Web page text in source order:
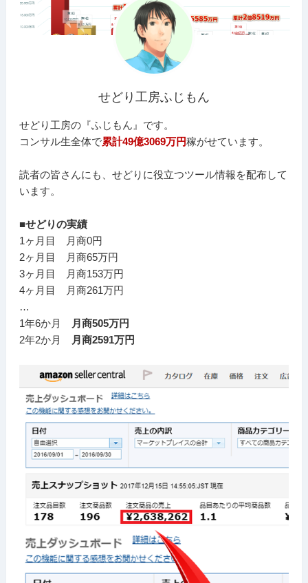
せどり工房ふじもん
せどり工房の『ふじもん』です。
コンサル生全体で累計49億3069万円稼がせています。
読者の皆さんにも、せどりに役立つツール情報を配布して
います。
■せどりの実績
1ヶ月目 月商0円
2ヶ月目 月商65万円
3ヶ月目 月商153万円
4ヶ月目 月商261万円
…
1年6か月
月商505万円
2年2か月
月商2591万円